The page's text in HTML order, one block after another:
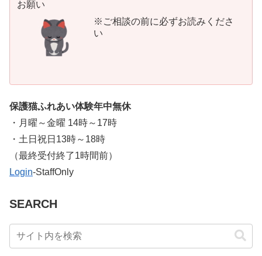
お願い
※ご相談の前に必ずお読みくださ
い
保護猫ふれあい体験年中無休
・月曜～金曜 14時～17時
・土日祝日13時～18時
​（最終受付終了1時間前）
Login-StaffOnly
SEARCH